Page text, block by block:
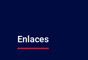
Enlaces